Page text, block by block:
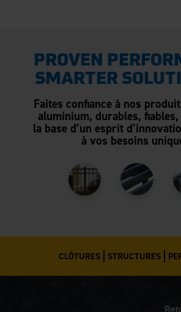
PROVEN
SMARTER
Faites confiance à nos
aluminium, durables,
la base d’un esprit
à vos besoins
CLÔTURES STRUCTURES